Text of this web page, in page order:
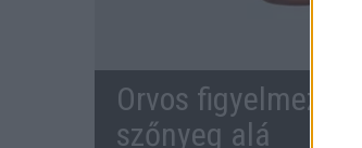
Orvos
szőnyeg alá